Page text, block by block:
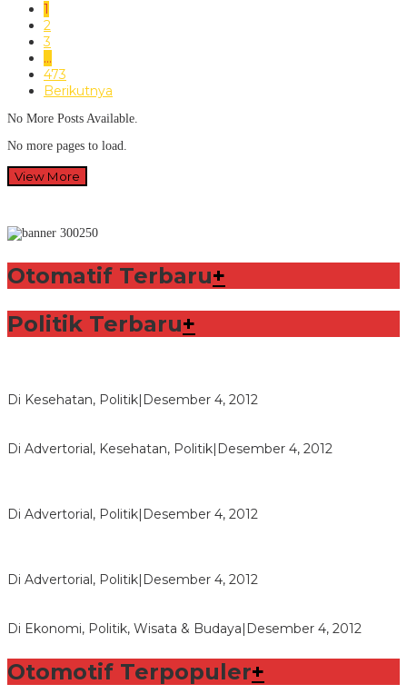
1
2
3
…
473
Berikutnya
No More Posts Available.
No more pages to load.
View More
Otomatif Terbaru+
Politik Terbaru+
Di Kesehatan, Politik Desember 4, 2012
Di Advertorial, Kesehatan, Politik Desember 4, 2012
Di Advertorial, Politik Desember 4, 2012
Di Advertorial, Politik Desember 4, 2012
Di Ekonomi, Politik, Wisata & Budaya Desember 4, 2012
Otomotif Terpopuler+